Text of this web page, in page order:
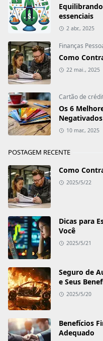
essenciais
2 abr., 2025
Finanças
Como
22 mai., 2025
Cartão de
Os 6
10 mar., 2025
POSTAGEM RECENTE
Como
2025/5/22
Dicas para
Você
2025/5/21
Seguro de
e Seus
2025/5/20
Benefícios
Adequado